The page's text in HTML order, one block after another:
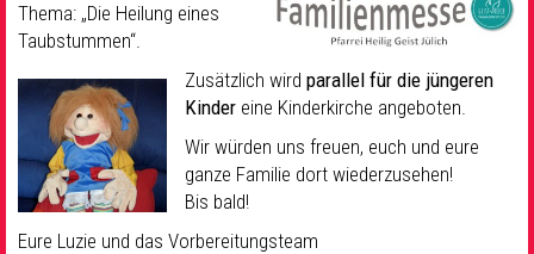
Thema: „Die Heilung eines
Taubstummen“.
Zusätzlich wird parallel für die jüngeren
Kinder eine Kinderkirche angeboten.
Wir würden uns freuen, euch und eure
ganze Familie dort wiederzusehen!
Bis bald!
Eure Luzie und das Vorbereitungsteam